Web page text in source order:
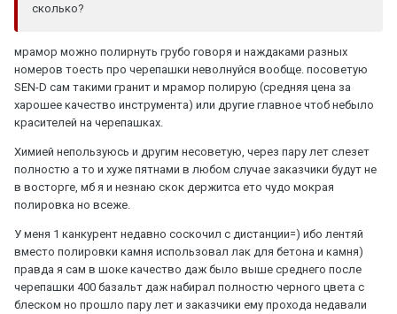
сколько?
мрамор можно полирнуть грубо говоря и наждаками разных
номеров тоесть про черепашки неволнуйся вообще. посоветую
SEN-D сам такими гранит и мрамор полирую (средняя цена за
харошее качество инструмента) или другие главное чтоб небыло
красителей на черепашках.
Химией непользуюсь и другим несоветую, через пару лет слезет
полностю а то и хуже пятнами в любом случае заказчики будут не
в восторге, мб я и незнаю скок держитса ето чудо мокрая
полировка но всеже.
У меня 1 канкурент недавно соскочил с дистанции=) ибо лентяй
вместо полировки камня использовал лак для бетона и камня)
правда я сам в шоке качество даж было выше среднего после
черепашки 400 базальт даж набирал полностю черного цвета с
блеском но прошло пару лет и заказчики ему прохода недавали